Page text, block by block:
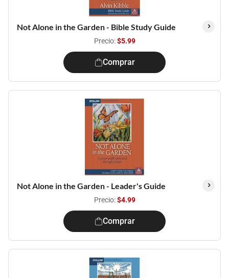
Not Alone in the Garden - Bible Study Guide
Precio:$5.99
Comprar
Not Alone in the Garden - Leader's Guide
Precio:$4.99
Comprar